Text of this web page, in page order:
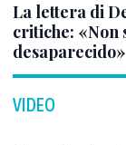
La lettera di
critiche: «Non
desaparecido»
VIDEO